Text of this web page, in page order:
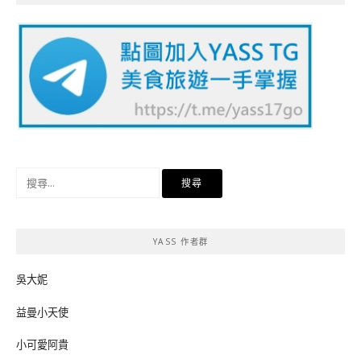
YASS 作者群
吳大妮
益曼小天使
小可愛阿貴